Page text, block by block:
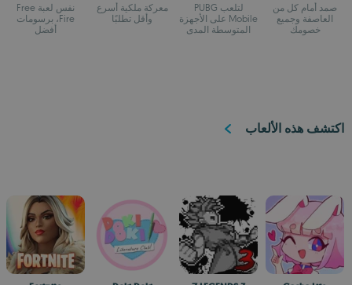
صمد أمام كل من
العاصفة وجميع
خصومك
لتلعب PUBG
Mobile على الأجهزة
المتوسطة المدى
معركة ملكية أسرع
وأقل تطلبًا
نفس لعبة Free
Fire، برسومات
أفضل
اكتشف هذه الألعاب